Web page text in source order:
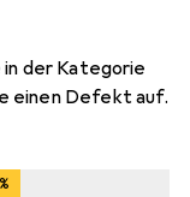
der Kategorie
einen Defekt auf.
%